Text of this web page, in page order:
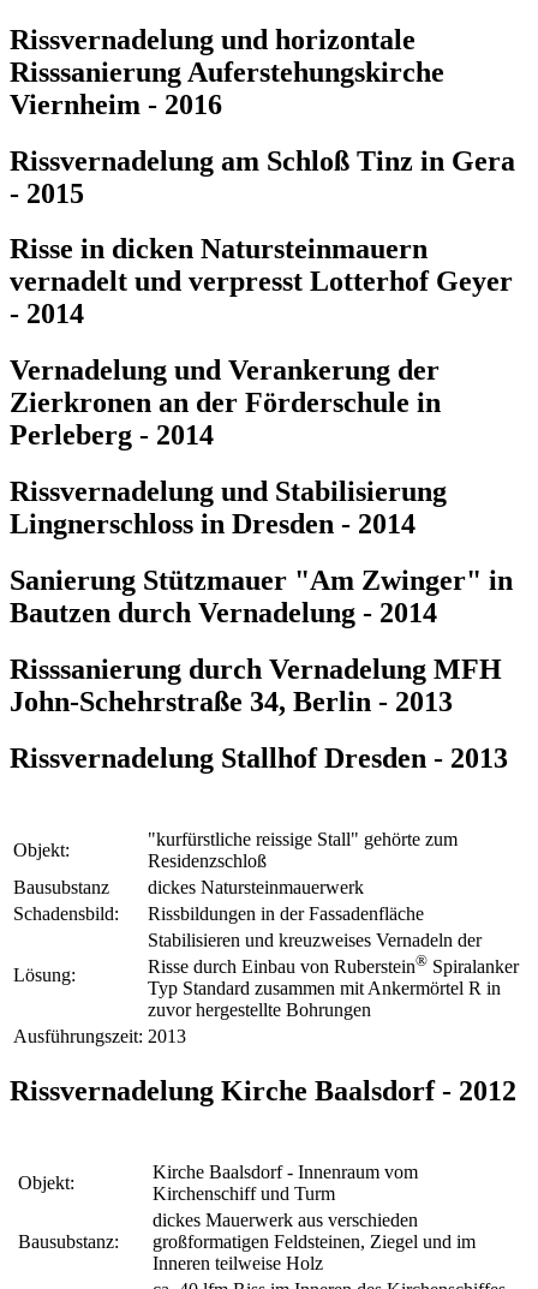
Rissvernadelung und horizontale
Risssanierung Auferstehungskirche
Viernheim - 2016
Rissvernadelung am Schloß Tinz in Gera
- 2015
Risse in dicken Natursteinmauern
vernadelt und verpresst Lotterhof Geyer
- 2014
Vernadelung und Verankerung der
Zierkronen an der Förderschule in
Perleberg - 2014
Rissvernadelung und Stabilisierung
Lingnerschloss in Dresden - 2014
Sanierung Stützmauer "Am Zwinger" in
Bautzen durch Vernadelung - 2014
Risssanierung durch Vernadelung MFH
John-Schehrstraße 34, Berlin - 2013
Rissvernadelung Stallhof Dresden - 2013
Objekt:
"kurfürstliche reissige Stall" gehörte zum
Residenzschloß
Bausubstanz
dickes Natursteinmauerwerk
Schadensbild:
Rissbildungen in der Fassadenfläche
Lösung:
Stabilisieren und kreuzweises Vernadeln der
Risse durch Einbau von Ruberstein® Spiralanker
Typ Standard zusammen mit Ankermörtel R in
zuvor hergestellte Bohrungen
Ausführungszeit: 2013
Rissvernadelung Kirche Baalsdorf - 2012
Objekt:
Kirche Baalsdorf - Innenraum vom
Kirchenschiff und Turm
Bausubstanz:
dickes Mauerwerk aus verschieden
großformatigen Feldsteinen, Ziegel und im
Inneren teilweise Holz